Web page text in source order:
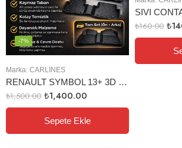
Marka: CARLINES
RENAULT SYMBOL 13+ 3D HAVUZLU PASPAS SİYAH
-7%
₺1,500.00 ₺1,400.00
Sepete Ekle
₺160.00 ₺